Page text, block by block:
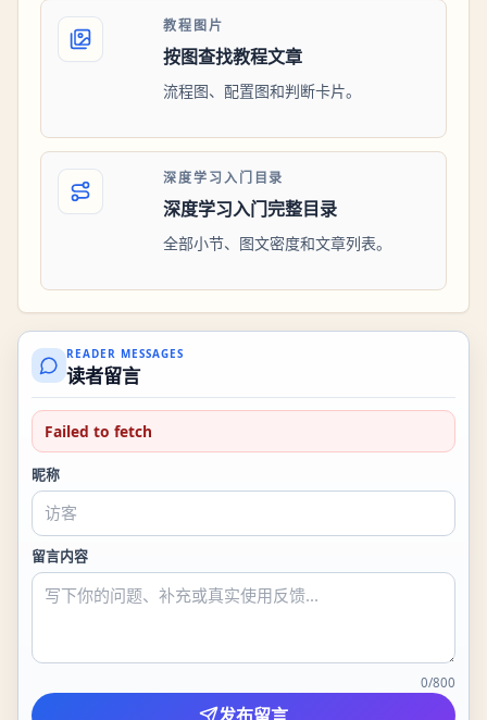
教程图片
按图查找教程文章
流程图、配置图和判断卡片。
深度学习入门目录
深度学习入门完整目录
全部小节、图文密度和文章列表。
READER MESSAGES
读者留言
Failed to fetch
昵称
留言内容
0/800
发布留言